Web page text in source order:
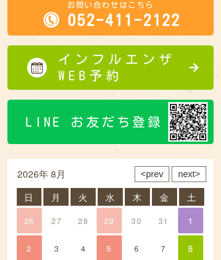
お問い合わせはこちら
052-411-2122
インフルエンザ
WEB予約
LINE お友だち登録
prev
2026年 8月 next
日 月 火 水 木 金 土
26 27 28 29 30 31 1
1
2 3 4 5 6 7 8
8